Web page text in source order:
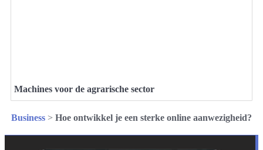
Machines voor de agrarische sector
Business > Hoe ontwikkel je een sterke online aanwezigheid?